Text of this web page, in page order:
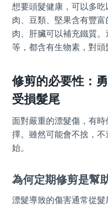
想要頭髮健康，可以多
肉、豆類、堅果含有豐
肉、肝臟可以補充鐵質
等，都含有生物素，對頭
修剪的必要性：
受損髮尾
面對嚴重的漂髮傷，有
擇。雖然可能會不捨，
始。
為何定期修剪是幫
漂髮導致的傷害通常從